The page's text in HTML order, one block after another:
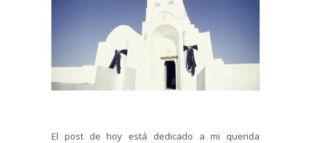
El post de hoy está dedicado a mi querida